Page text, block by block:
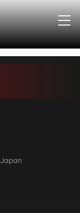
Japan